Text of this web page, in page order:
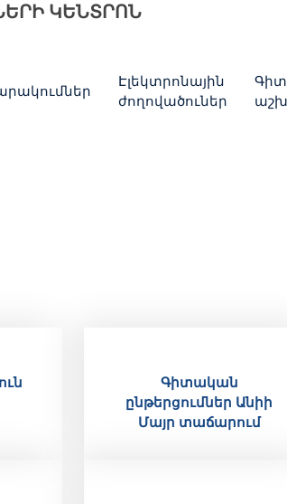
ԿԵՆՏՐՈՆ
Էլեկտրոնային
ժողովածուներ
Գիտական
ընթերցումներ Անիի
Մայր տաճարում